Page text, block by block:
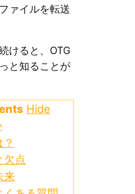
ァイルを転送
けると、OTG
と知ることが
Hide
欠点
来